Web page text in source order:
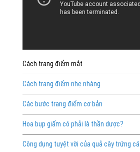
Cách trang điểm mắt
Cách trang điểm nhẹ nhàng
Các bước trang điểm cơ bản
Hoa bụp giấm có phải là thần dược?
Công dụng tuyệt vời của quả cây trứng cá